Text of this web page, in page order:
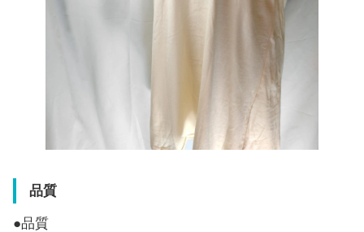
品質
●品質